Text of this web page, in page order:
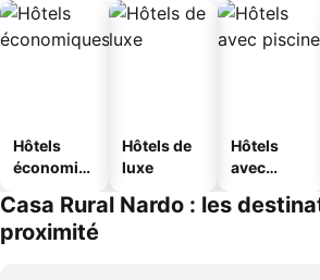
Hôtels
économiq
Hôtels de
luxe
Hôtels
avec
Casa Rural Nardo : les
proximité